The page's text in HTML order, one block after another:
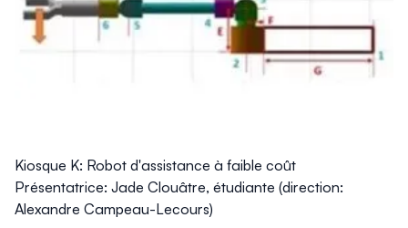
Kiosque K: Robot d'assistance à faible coût
Présentatrice: Jade Clouâtre, étudiante (direction:
Alexandre Campeau-Lecours)